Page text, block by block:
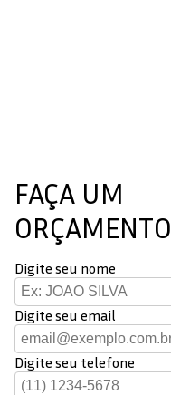
FAÇA UM
ORÇAMENTO
Digite seu nome
Digite seu email
Digite seu telefone